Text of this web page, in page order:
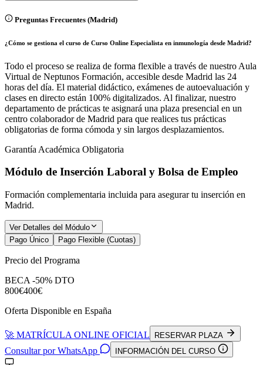
Preguntas Frecuentes (Madrid)
¿Cómo se gestiona el curso de Curso Online Especialista en inmunología desde Madrid?
Todo el proceso se realiza de forma flexible a través de nuestro Aula
Virtual de Neptunos Formación, accesible desde Madrid las 24
horas del día. El material didáctico, exámenes de autoevaluación y
clases en directo están 100% digitalizados. Al finalizar, nuestro
departamento de prácticas te asignará una plaza presencial en un
centro colaborador de Madrid para que realices tus prácticas
obligatorias de forma cómoda y sin largos desplazamientos.
Garantía Académica Obligatoria
Módulo de Inserción Laboral y Bolsa de Empleo
Formación complementaria incluida para asegurar tu inserción en
Madrid.
Ver Detalles del Módulo
Pago Único
Pago Flexible (Cuotas)
Precio del Programa
BECA -50% DTO
800€400€
Oferta Disponible en España
🚀 MATRÍCULA ONLINE OFICIAL RESERVAR PLAZA
Consultar por WhatsApp INFORMACIÓN DEL CURSO